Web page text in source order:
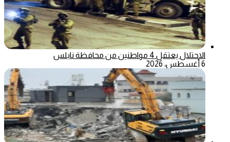
الاحتلال يعتقل 4 مواطنين من محافظة نابلس
6 أغسطس، 2026